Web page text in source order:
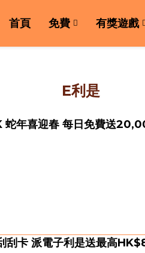
首頁 免費 有獎遊戲
E利是
年喜迎春 每日免費送
刮卡 派電子利是送最高